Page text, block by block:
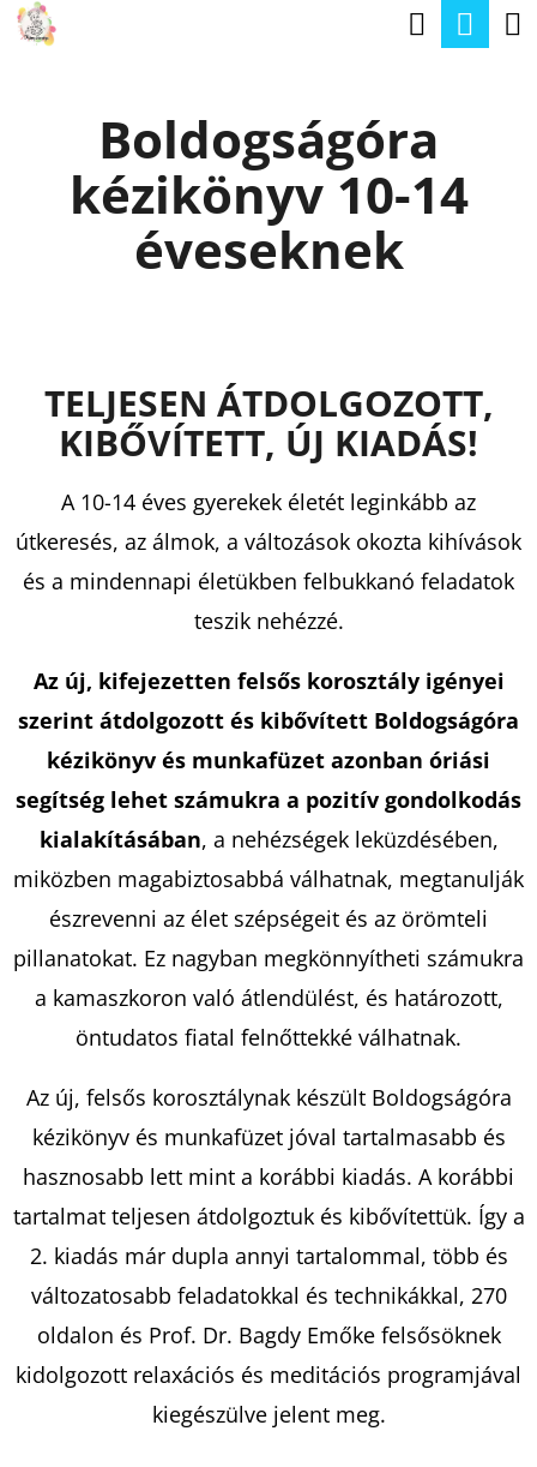
Ugrás
tartalomhozBoldogságóra
kézikönyv 10-14
éveseknek
TELJESEN ÁTDOLGOZOTT,
KIBŐVÍTETT, ÚJ KIADÁS!
A 10-14 éves gyerekek életét leginkább az
útkeresés, az álmok, a változások okozta kihívások
és a mindennapi életükben felbukkanó feladatok
teszik nehézzé.
Az új, kifejezetten felsős korosztály igényei
szerint átdolgozott és kibővített Boldogságóra
kézikönyv és munkafüzet azonban óriási
segítség lehet számukra a pozitív gondolkodás
kialakításában, a nehézségek leküzdésében,
miközben magabiztosabbá válhatnak, megtanulják
észrevenni az élet szépségeit és az örömteli
pillanatokat. Ez nagyban megkönnyítheti számukra
a kamaszkoron való átlendülést, és határozott,
öntudatos fiatal felnőttekké válhatnak.
Az új, felsős korosztálynak készült Boldogságóra
kézikönyv és munkafüzet jóval tartalmasabb és
hasznosabb lett mint a korábbi kiadás. A korábbi
tartalmat teljesen átdolgoztuk és kibővítettük. Így a
2. kiadás már dupla annyi tartalommal, több és
változatosabb feladatokkal és technikákkal, 270
oldalon és Prof. Dr. Bagdy Emőke felsősöknek
kidolgozott relaxációs és meditációs programjával
kiegészülve jelent meg.
K
KERESÉS
A
Á
J
K
LOPOTT
KAREN
€9,90
Korábbi:
€16,90